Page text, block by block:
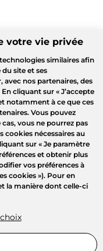
votre vie privée
similaires afin
du site et ses
nos partenaires, des
En cliquant sur « J’accepte
notamment à ce que ces
Vous pouvez
cas, vous ne pourrez pas
cookies nécessaires au
sur « Je paramètre
et obtenir plus
vos préférences à
cookies »). Pour en
la manière dont celle-ci